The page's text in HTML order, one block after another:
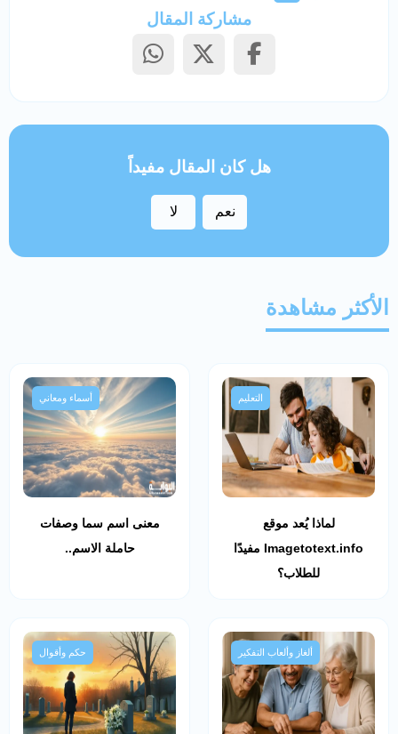
مشاركة المقال
هل كان المقال مفيداً
نعم لا
الأكثر مشاهدة
التعليم
لماذا يُعد موقع
Imagetotext.info مفيدًا
للطلاب؟
أسماء ومعاني
معنى اسم سما وصفات
حاملة الاسم..
ألغاز وألعاب التفكير حكم وأقوال